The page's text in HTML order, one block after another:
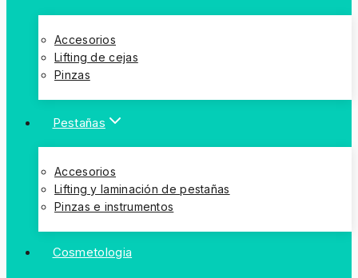
Accesorios
Lifting de cejas
Pinzas
Pestañas
Accesorios
Lifting y laminación de pestañas
Pinzas e instrumentos
Cosmetologia